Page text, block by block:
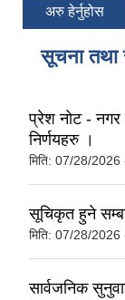
अरु हेर्नुहोस
सूचना तथा
प्रेश नोट - नगर
निर्णयहरु ।
मिति: 07/28/2026
सूचिकृत हुने
मिति: 07/28/2026
सार्वजनिक